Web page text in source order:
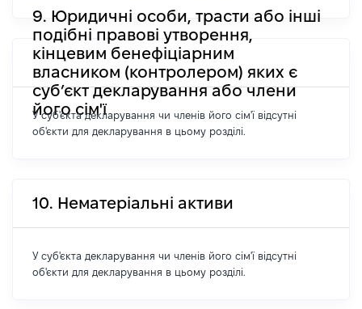
9. Юридичні особи, трасти або інші
подібні правові утворення,
кінцевим бенефіціарним
власником (контролером) яких є
суб’єкт декларування або члени
його сім'ї
У суб'єкта декларування чи членів його сім'ї відсутні
об'єкти для декларування в цьому розділі.
10. Нематеріальні активи
У суб'єкта декларування чи членів його сім'ї відсутні
об'єкти для декларування в цьому розділі.